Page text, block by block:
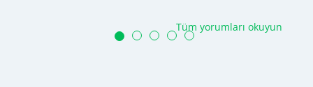
Tüm yorumları okuyun